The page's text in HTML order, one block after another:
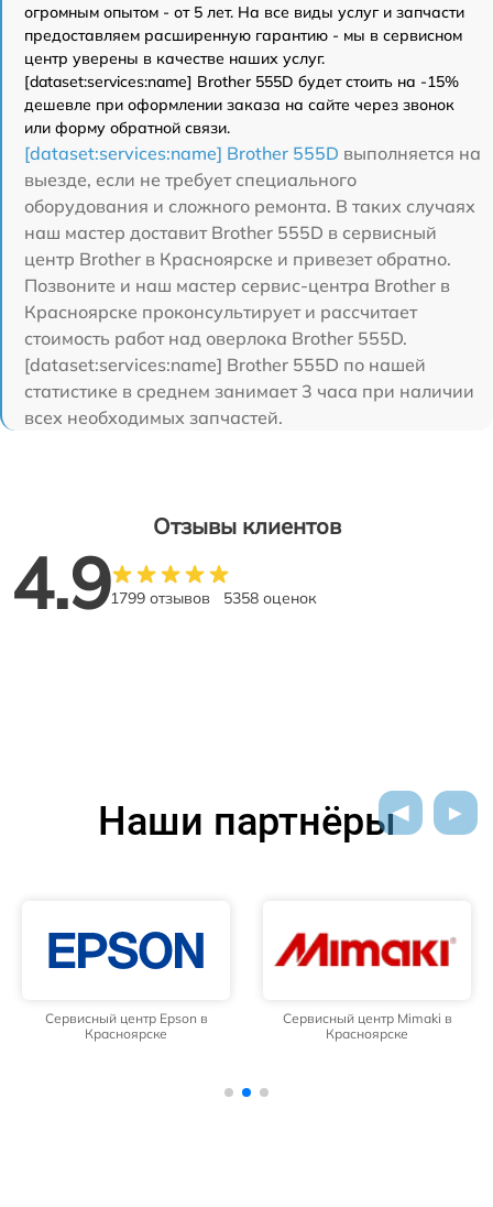
огромным опытом - от 5 лет. На все виды услуг и запчасти
предоставляем расширенную гарантию - мы в сервисном
центр уверены в качестве наших услуг.
[dataset:services:name] Brother 555D будет стоить на -15%
дешевле при оформлении заказа на сайте через звонок
или форму обратной связи.
[dataset:services:name] Brother 555D выполняется на
выезде, если не требует специального
оборудования и сложного ремонта. В таких случаях
наш мастер доставит Brother 555D в сервисный
центр Brother в Красноярске и привезет обратно.
Позвоните и наш мастер сервис-центра Brother в
Красноярске проконсультирует и рассчитает
стоимость работ над оверлока Brother 555D.
[dataset:services:name] Brother 555D по нашей
статистике в среднем занимает 3 часа при наличии
всех необходимых запчастей.
Отзывы клиентов
4.91799 отзывов 5358 оценок
Наши партнёры
Сервисный центр Epson в
Красноярске
Сервисный центр Mimaki в
Красноярске